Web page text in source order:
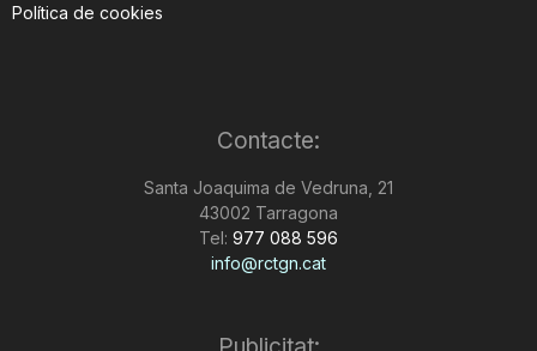
Política de cookies
Contacte:
Santa Joaquima de Vedruna, 21
43002 Tarragona
Tel: 977 088 596
info@rctgn.cat